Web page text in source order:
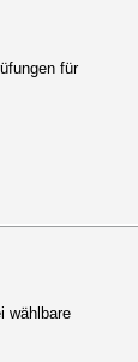
für
wählbare